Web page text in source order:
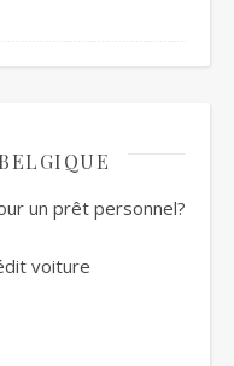
un prêt personnel?
voiture